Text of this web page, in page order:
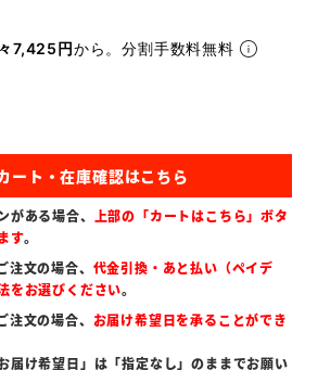
7,425円から。分割手数料無料
ある場合、 上部の「カートはこちら」ボタ
す。
文の場合、 代金引換・あと払い（ペイデ
をお選びください。
文の場合、 お届け希望日を承ることができ
届け希望日」は「指定なし」のままでお願い